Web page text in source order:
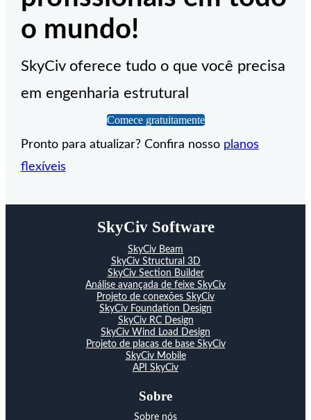
o mundo!
SkyCiv oferece tudo o que você precisa
em engenharia estrutural
Comece gratuitamente
Pronto para atualizar? Confira nosso planos
flexíveis
SkyCiv Software
SkyCiv Beam
SkyCiv Structural 3D
SkyCiv Section Builder
Análise avançada de feixe SkyCiv
Projeto de conexões SkyCiv
SkyCiv Foundation Design
SkyCiv RC Design
SkyCiv Wind Load Design
Projeto de placas de base SkyCiv
SkyCiv Mobile
API SkyCiv
Sobre
Sobre nós